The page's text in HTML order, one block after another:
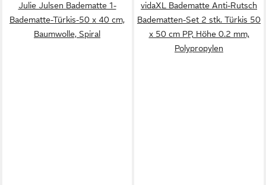
Julie Julsen Badematte 1-
Badematte-Türkis-50 x 40 cm,
Baumwolle, Spiral
vidaXL Badematte Anti-Rutsch
Badematten-Set 2 stk. Türkis 50
x 50 cm PP, Höhe 0.2 mm,
Polypropylen